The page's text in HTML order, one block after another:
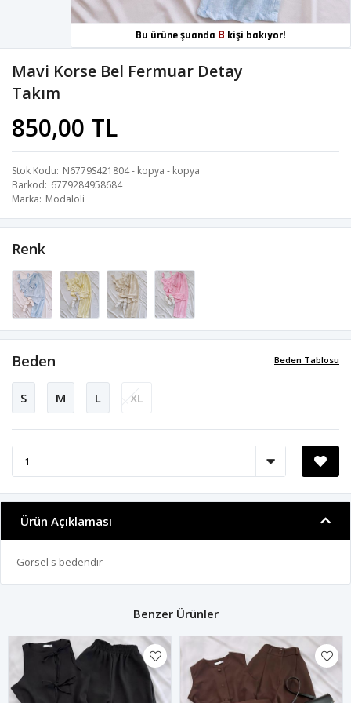
Bu ürüne şuanda 8 kişi bakıyor!
Mavi Korse Bel Fermuar Detay
Takım
850,00 TL
Stok Kodu N6779S421804 - kopya - kopya
Barkod 6779284958684
Marka Modaloli
Renk
Beden Tablosu
Beden
S M L XL
Ürün Açıklaması
Görsel s bedendir
Benzer Ürünler